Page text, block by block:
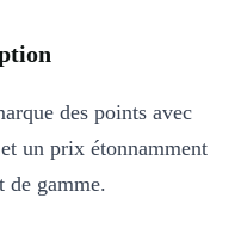
des points avec
un prix étonnamment
de gamme.